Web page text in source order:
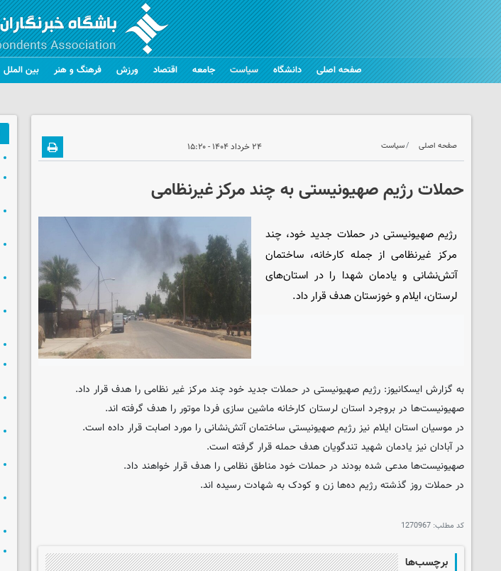
صفحه اصلی دانشگاه سیاست جامعه اقتصاد ورزش فرهنگ و هنر بین الملل
صفحه اصلی سیاست ۲۴ خرداد ۱۴۰۴ - ۱۵:۲۰
حملات رژیم صهیونیستی به چند مرکز غیرنظامی
رژیم صهیونیستی در حملات جدید خود، چند
مرکز غیرنظامی از جمله کارخانه، ساختمان
آتش‌نشانی و یادمان شهدا را در استان‌های
لرستان، ایلام و خوزستان هدف قرار داد.
به گزارش ایسکانیوز: رژیم صهیونیستی در حملات جدید خود چند مرکز غیر نظامی را هدف قرار داد.
صهیونیست‌ها در بروجرد استان لرستان کارخانه ماشین سازی فردا موتور را هدف گرفته اند.
در موسیان استان ایلام نیز رژیم صهیونیستی ساختمان آتش‌نشانی را مورد اصابت قرار داده است.
در آبادان نیز یادمان شهید تندگویان هدف حمله قرار گرفته است.
صهیونیست‌ها مدعی شده بودند در حملات خود مناطق نظامی را هدف قرار خواهند داد.
در حملات روز گذشته رژیم ده‌ها زن و کودک به شهادت رسیده اند.
کد مطلب: 1270967
برچسب‌ها